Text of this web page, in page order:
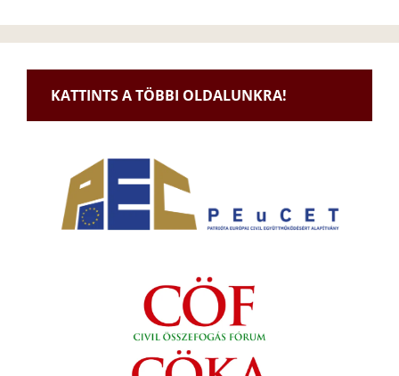
KATTINTS A TÖBBI OLDALUNKRA!